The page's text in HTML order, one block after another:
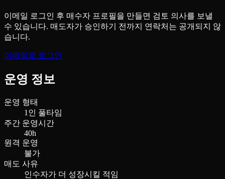
이메일 로그인 후 매수자 프로필을 만들면 검토 의사를 보낼
수 있습니다. 매도자가 승인하기 전까지 연락처는 공개되지 않
습니다.
이메일로 로그인
운영 정보
운영 형태
1인 풀타임
주간 운영시간
40h
원격 운영
불가
매도 사유
인수자가 더 성장시킬 적임